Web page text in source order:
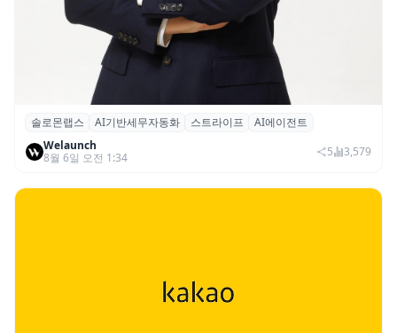
솔로몬랩스, 스트라이프 출신 이창헌 영입…
절세 전략 AI 에이전트 개발 본격화
솔로몬랩스 AI기반세무자동화 스트라이프
AI에이전트
Welaunch
8월 6일 오전 1:34
5 3,579